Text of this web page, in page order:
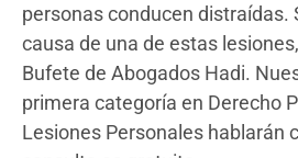
personas conducen distraídas.
causa de una de estas
Bufete de Abogados Hadi.
primera categoría en Derecho
Lesiones Personales hablarán